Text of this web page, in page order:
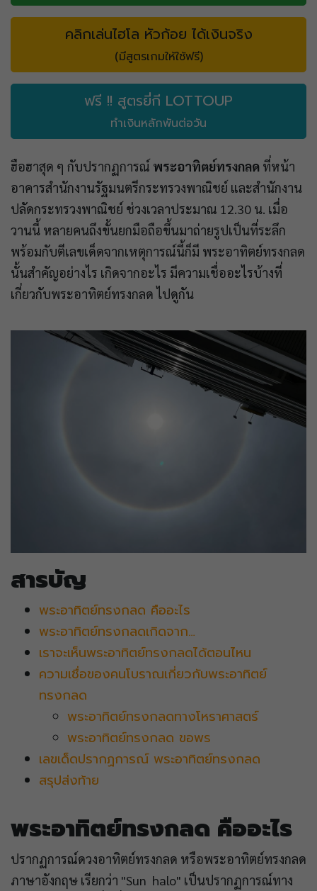
คลิกเล่นไฮโล หัวก้อย ได้เงินจริง
(มีสูตรเกมให้ใช้ฟรี)
ฟรี !! สูตรยี่กี LOTTOUP
ทำเงินหลักพันต่อวัน
ฮือฮาสุด ๆ กับปรากฏการณ์ พระอาทิตย์ทรงกลด ที่หน้า
อาคารสำนักงานรัฐมนตรีกระทรวงพาณิชย์ และสำนักงาน
ปลัดกระทรวงพาณิชย์ ช่วงเวลาประมาณ 12.30 น. เมื่อ
วานนี้ หลายคนถึงขั้นยกมือถือขึ้นมาถ่ายรูปเป็นที่ระลึก
พร้อมกับตีเลขเด็ดจากเหตุการณ์นี้ก็มี พระอาทิตย์ทรงกลด
นั้นสำคัญอย่างไร เกิดจากอะไร มีความเชื่ออะไรบ้างที่
เกี่ยวกับพระอาทิตย์ทรงกลด ไปดูกัน
สารบัญ
พระอาทิตย์ทรงกลด คืออะไร
พระอาทิตย์ทรงกลดเกิดจาก…
เราจะเห็นพระอาทิตย์ทรงกลดได้ตอนไหน
ความเชื่อของคนโบราณเกี่ยวกับพระอาทิตย์
ทรงกลด
พระอาทิตย์ทรงกลดทางโหราศาสตร์
พระอาทิตย์ทรงกลด ขอพร
เลขเด็ดปรากฏการณ์ พระอาทิตย์ทรงกลด
สรุปส่งท้าย
พระอาทิตย์ทรงกลด คืออะไร
ปรากฏการณ์ดวงอาทิตย์ทรงกลด หรือพระอาทิตย์ทรงกลด
ภาษาอังกฤษ เรียกว่า "Sun halo" เป็นปรากฏการณ์ทาง